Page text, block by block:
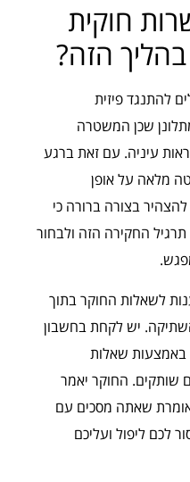
חוקית
הזה?
להתנגד פיזית
שכן המשטרה
עיניה. עם זאת ברגע
מלאה על אופן
בצורה ברורה כי
החקירה הזה ולבחור
לשאלות החוקר בתוך
יש לקחת בחשבון
באמצעות שאלות
שותקים. החוקר יאמר
שאתה מסכים עם
לכם ליפול ועליכם